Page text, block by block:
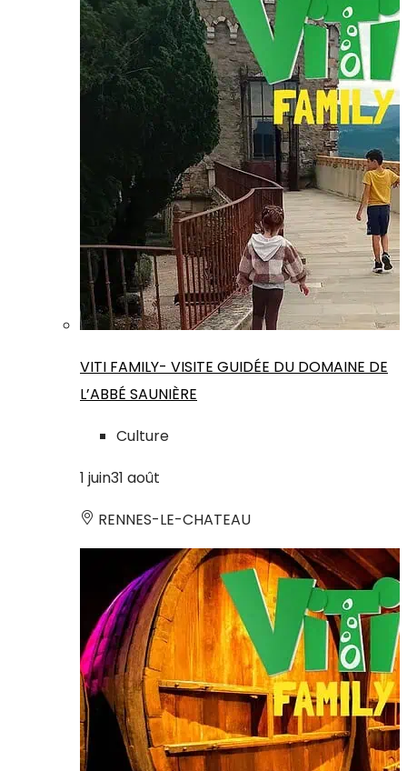
VITI FAMILY- VISITE GUIDÉE DU DOMAINE DE
L’ABBÉ SAUNIÈRE
Culture
1 juin31 août
RENNES-LE-CHATEAU